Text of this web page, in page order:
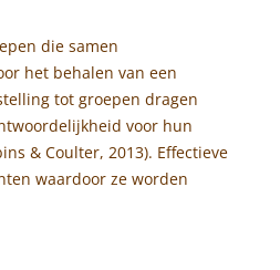
die samen
het behalen van een
tot groepen dragen
voor hun
& Coulter, 2013). Effectieve
waardoor ze worden